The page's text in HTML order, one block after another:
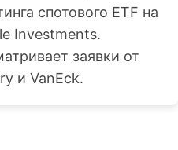
спотового ETF на
Investments.
заявки от
и VanEck.